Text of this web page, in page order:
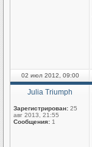
02 июл 2012, 09:00
Julia Triumph
Зарегистрирован: 25
авг 2013, 21:55
Сообщения: 1